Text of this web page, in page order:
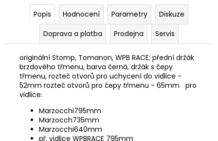
Popis Hodnocení Parametry
Diskuze
Doprava a platba
Prodejna Servis
originální Stomp, Tomanon, WPB RACE; přední držák
brzdového třmenu, barva černá, držák s čepy
třmenu, rozteč otvorů pro uchycení do vidlice -
52mm rozteč otvorů pro čepy třmenu - 65mm pro
vidlice:
Marzocchi795mm
Marzocch735mm
Marzocchi640mm
př. vidlice WPBRACE 795mm
ŠROUBY
UCHYCENÍ
MOTORU,
M8X115MM,
M8X105MM
STOMP,
DEMONX,
WPB
120
Kč